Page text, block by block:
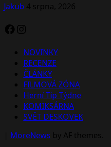
Jakub 4 srpna, 2026
Facebook
Instagram
NOVINKY
RECENZE
ČLÁNKY
FILMOVÁ ZÓNA
Herní Tip Týdne
KOMIKSÁRNA
SVĚT DESKOVEK
| MoreNews by AF themes.